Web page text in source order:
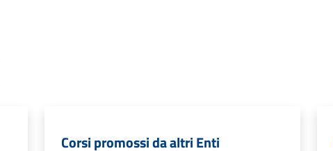
Corsi promossi da altri Enti